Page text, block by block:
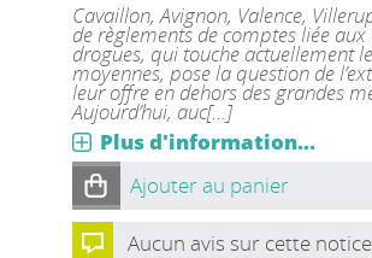
Cavaillon, Avignon, Valence,
de règlements de comptes liée
drogues, qui touche actuellement
moyennes, pose la question de
leur offre en dehors des grandes
Aujourd’hui, auc[...]
Plus d'information...
Ajouter au panier
Aucun avis sur cette